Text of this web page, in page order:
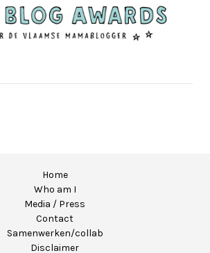
Home
Who am I
Media / Press
Contact
Samenwerken/collab
Disclaimer